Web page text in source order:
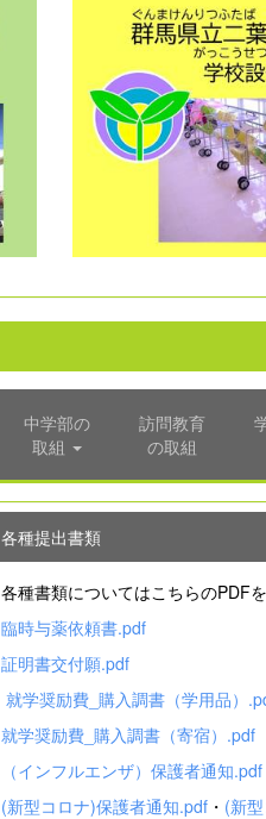
中学部の
取組
訪問教育
の取組
各種提出書類
各種書類についてはこちらのPDF
臨時与薬依頼書.pdf
証明書交付願.pdf
就学奨励費_購入調書（学用品）
就学奨励費_購入調書（寄宿）.pdf
（インフルエンザ）保護者通知.pdf
(新型コロナ)保護者通知.pdf・ (新